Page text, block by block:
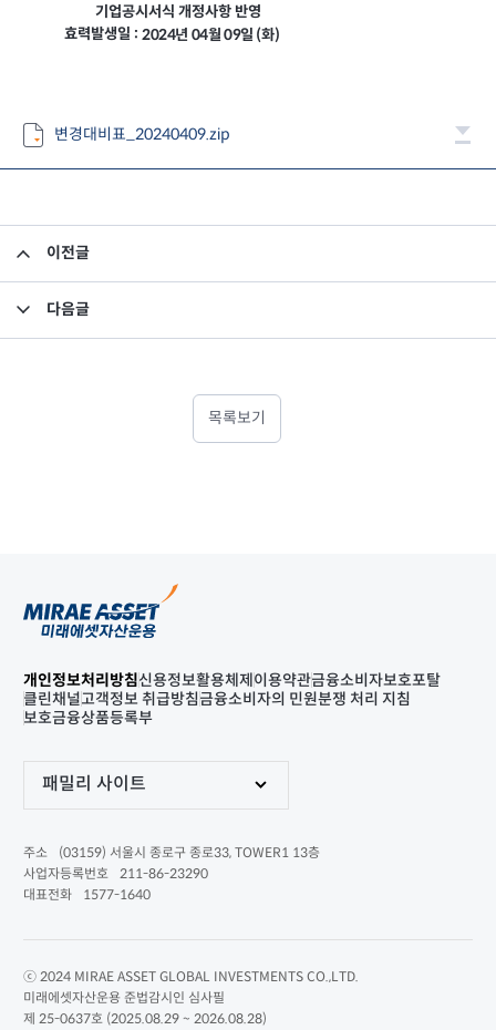
기업공시서식 개정사항 반영
효력발생일 : 2024년 04월 09일 (화)
변경대비표_20240409.zip
이전글
다음글
목록보기
개인정보처리방침신용정보활용체제 이용약관금융소비자보호포탈
클린채널고객정보 취급방침금융소비자의 민원분쟁 처리 지침
보호금융상품등록부
패밀리 사이트
주소
(03159) 서울시 종로구 종로33, TOWER1 13층
사업자등록번호
211-86-23290
대표전화
1577-1640
ⓒ 2024 MIRAE ASSET GLOBAL INVESTMENTS CO.,LTD.
미래에셋자산운용 준법감시인 심사필
제 25-0637호 (2025.08.29 ~ 2026.08.28)